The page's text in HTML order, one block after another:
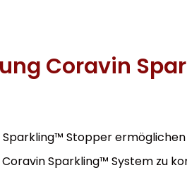
Coravin
Sparkling™ Stopper
Sparkling™ System zu